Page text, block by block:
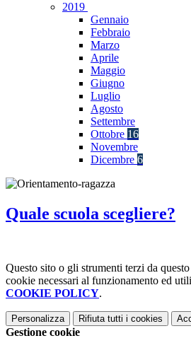
2019
Gennaio
Febbraio
Marzo
Aprile
Maggio
Giugno
Luglio
Agosto
Settembre
Ottobre 16
Novembre
Dicembre 6
Quale scuola scegliere?
Questo sito o gli strumenti terzi da
cookie necessari al funzionamento ed
COOKIE POLICY.
Personalizza Rifiuta tutti i cookies
Gestione cookie